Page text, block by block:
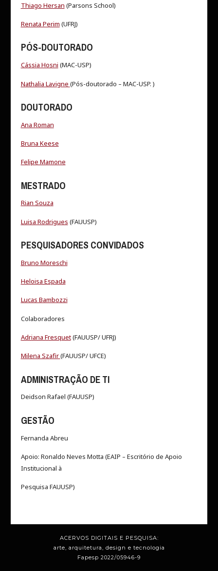
Thiago Hersan (Parsons School)
Renata Perim (UFRJ)
PÓS-DOUTORADO
Cássia Hosni (MAC-USP)
Nathalia Lavigne (Pós-doutorado – MAC-USP. )
DOUTORADO
Ana Roman
Bruna Keese
Felipe Mamone
MESTRADO
Rian Souza
Luisa Rodrigues (FAUUSP)
PESQUISADORES CONVIDADOS
Bruno Moreschi
Heloisa Espada
Lucas Bambozzi
Colaboradores
Adriana Fresquet(FAUUSP/ UFRJ)
Milena Szafir(FAUUSP/ UFCE)
ADMINISTRAÇÃO DE TI
Deidson Rafael (FAUUSP)
GESTÃO
Fernanda Abreu
Apoio: Ronaldo Neves Motta (EAIP – Escritório de Apoio
Institucional à
Pesquisa FAUUSP)
ACERVOS DIGITAIS E PESQUISA:
arte, arquitetura, design e tecnologia
Fapesp 2022/05946-9